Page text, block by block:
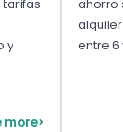
tarifas
y
more>
ahorro
entre